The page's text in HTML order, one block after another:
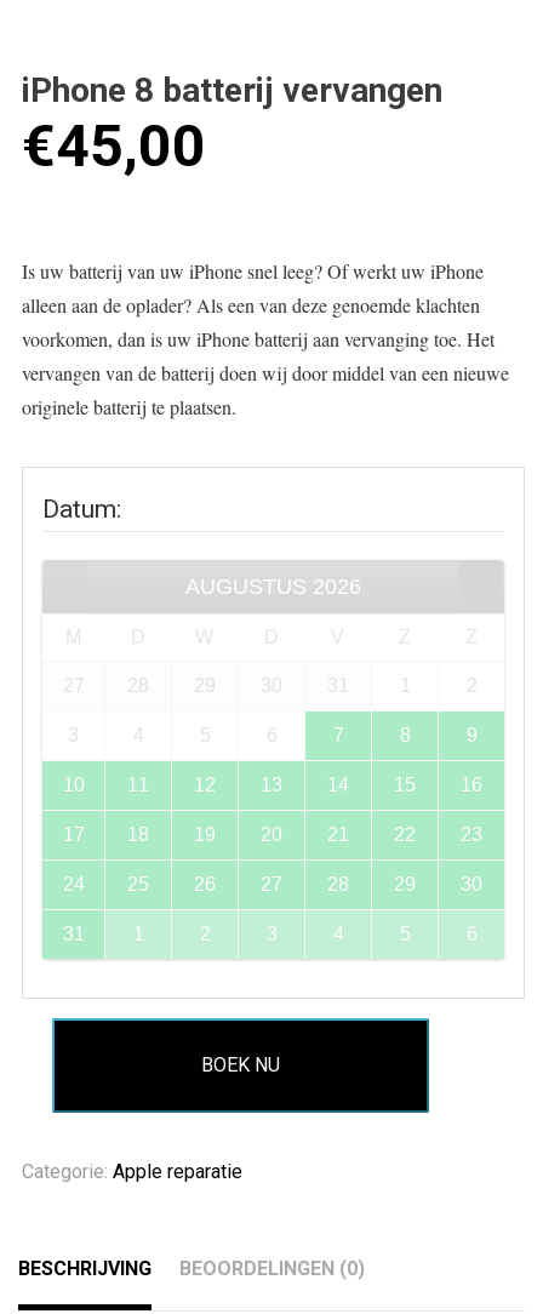
iPhone 8 batterij vervangen
€45,00
Is uw batterij van uw iPhone snel leeg? Of werkt uw iPhone
alleen aan de oplader? Als een van deze genoemde klachten
voorkomen, dan is uw iPhone batterij aan vervanging toe. Het
vervangen van de batterij doen wij door middel van een nieuwe
originele batterij te plaatsen.
Datum:
AUGUSTUS 2026
M D W D V Z Z
27 28 29 30 31 1 2
3 4 5 6 7 8 9
10 11 12 13 14 15 16
17 18 19 20 21 22 23
24 25 26 27 28 29 30
31 1 2 3 4 5 6
BOEK NU
Categorie: Apple reparatie
BESCHRIJVING BEOORDELINGEN (0)